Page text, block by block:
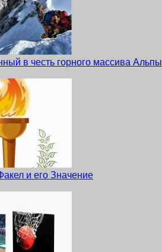
в честь горного массива Альпы
и его Значение